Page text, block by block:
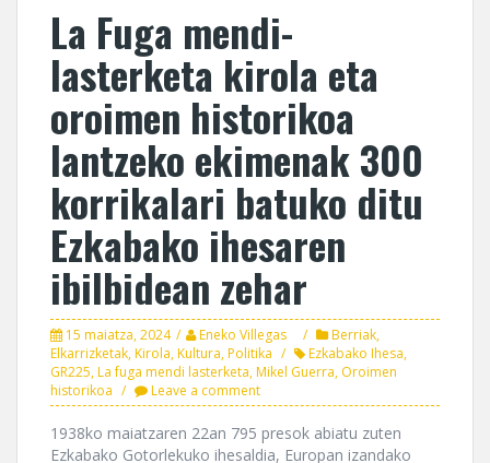
La Fuga mendi-
lasterketa kirola eta
oroimen historikoa
lantzeko ekimenak 300
korrikalari batuko ditu
Ezkabako ihesaren
ibilbidean zehar
15 maiatza, 2024 Eneko Villegas Berriak,
Elkarrizketak,Kirola,Kultura,Politika Ezkabako Ihesa,
GR225,La fuga mendi lasterketa,Mikel Guerra, Oroimen
historikoa
Leave a comment
1938ko maiatzaren 22an 795 presok abiatu zuten
Ezkabako Gotorlekuko ihesaldia, Europan izandako